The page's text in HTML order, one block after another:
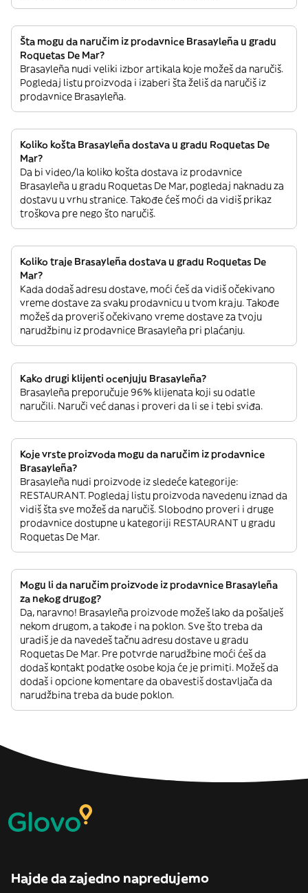
Šta mogu da naručim iz prodavnice Brasayleña u gradu
Roquetas De Mar?
Brasayleña nudi veliki izbor artikala koje možeš da naručiš.
Pogledaj listu proizvoda i izaberi šta želiš da naručiš iz
prodavnice Brasayleña.
Koliko košta Brasayleña dostava u gradu Roquetas De
Mar?
Da bi video/la koliko košta dostava iz prodavnice
Brasayleña u gradu Roquetas De Mar, pogledaj naknadu za
dostavu u vrhu stranice. Takođe ćeš moći da vidiš prikaz
troškova pre nego što naručiš.
Koliko traje Brasayleña dostava u gradu Roquetas De
Mar?
Kada dodaš adresu dostave, moći ćeš da vidiš očekivano
vreme dostave za svaku prodavnicu u tvom kraju. Takođe
možeš da proveriš očekivano vreme dostave za tvoju
narudžbinu iz prodavnice Brasayleña pri plaćanju.
Kako drugi klijenti ocenjuju Brasayleña?
Brasayleña preporučuje 96% klijenata koji su odatle
naručili. Naruči već danas i proveri da li se i tebi sviđa.
Koje vrste proizvoda mogu da naručim iz prodavnice
Brasayleña?
Brasayleña nudi proizvode iz sledeće kategorije:
RESTAURANT. Pogledaj listu proizvoda navedenu iznad da
vidiš šta sve možeš da naručiš. Slobodno proveri i druge
prodavnice dostupne u kategoriji RESTAURANT u gradu
Roquetas De Mar.
Mogu li da naručim proizvode iz prodavnice Brasayleña
za nekog drugog?
Da, naravno! Brasayleña proizvode možeš lako da pošalješ
nekom drugom, a takođe i na poklon. Sve što treba da
uradiš je da navedeš tačnu adresu dostave u gradu
Roquetas De Mar. Pre potvrde narudžbine moći ćeš da
dodaš kontakt podatke osobe koja će je primiti. Možeš da
dodaš i opcione komentare da obavestiš dostavljača da
narudžbina treba da bude poklon.
Hajde da zajedno napredujemo